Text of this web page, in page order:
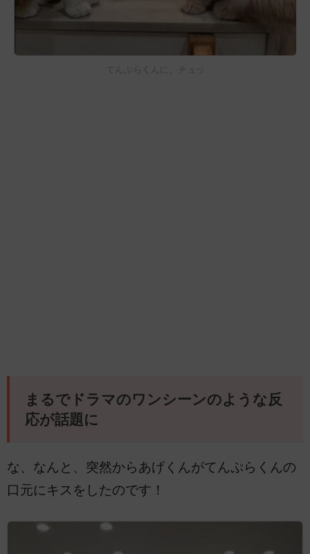
てんぷらくんに、チュッ
まるでドラマのワンシーンのような反
応が話題に
な、なんと、突然からあげくんがてんぷらくんの
口元にキスをしたのです！